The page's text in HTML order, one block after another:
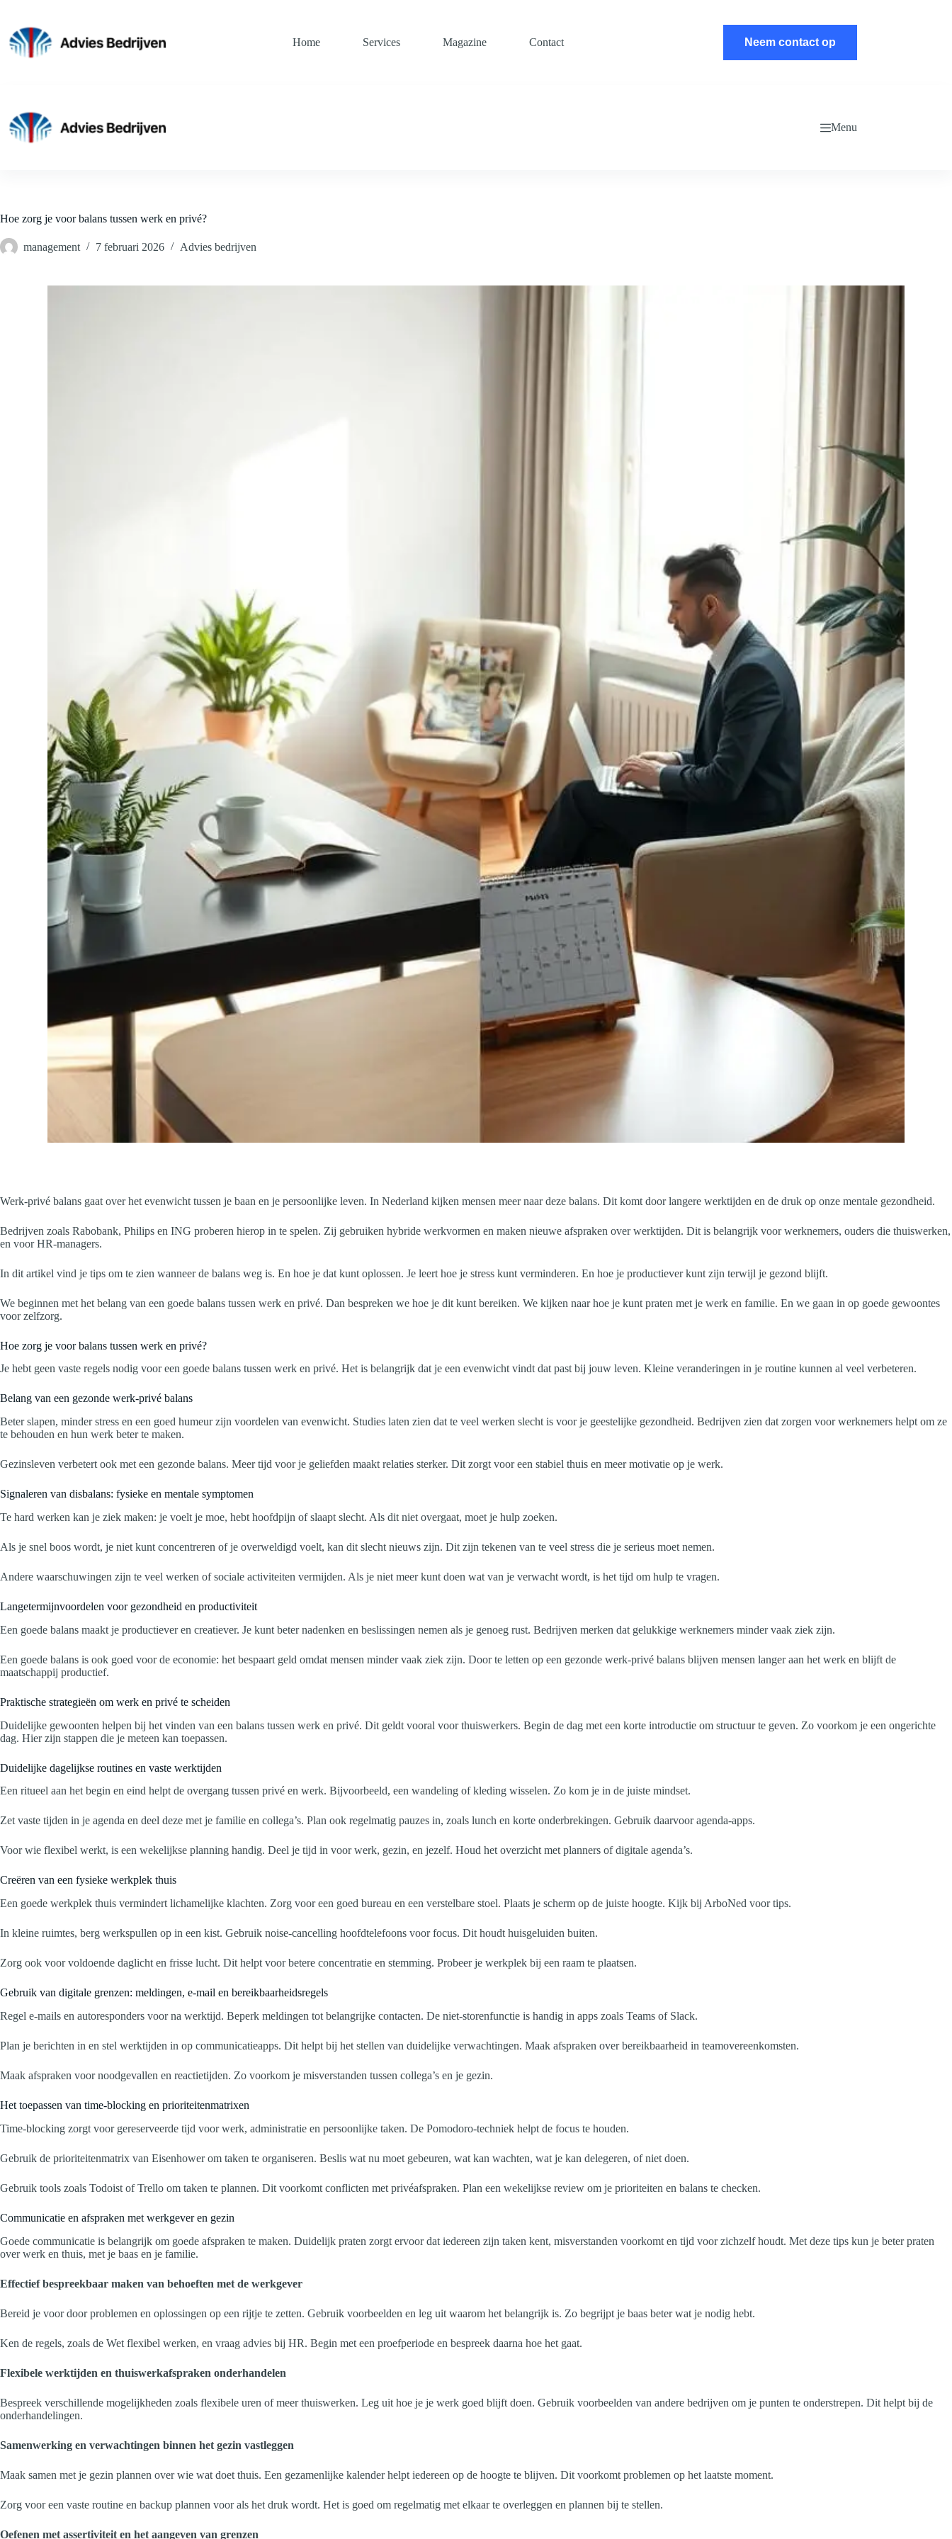
inhoud
Home Services Magazine Contact Neem contact op
Menu
Hoe zorg je voor balans tussen werk en privé?
management 7 februari 2026 Advies bedrijven
Werk-privé balans gaat over het evenwicht tussen je baan en je persoonlijke leven. In Nederland kijken mensen meer naar deze balans. Dit komt door langere werktijden en de druk op onze mentale gezondheid.
Bedrijven zoals Rabobank, Philips en ING proberen hierop in te spelen. Zij gebruiken hybride werkvormen en maken nieuwe afspraken over werktijden. Dit is belangrijk voor werknemers, ouders die thuiswerken,
en voor HR-managers.
In dit artikel vind je tips om te zien wanneer de balans weg is. En hoe je dat kunt oplossen. Je leert hoe je stress kunt verminderen. En hoe je productiever kunt zijn terwijl je gezond blijft.
We beginnen met het belang van een goede balans tussen werk en privé. Dan bespreken we hoe je dit kunt bereiken. We kijken naar hoe je kunt praten met je werk en familie. En we gaan in op goede gewoontes
voor zelfzorg.
Hoe zorg je voor balans tussen werk en privé?
Je hebt geen vaste regels nodig voor een goede balans tussen werk en privé. Het is belangrijk dat je een evenwicht vindt dat past bij jouw leven. Kleine veranderingen in je routine kunnen al veel verbeteren.
Belang van een gezonde werk-privé balans
Beter slapen, minder stress en een goed humeur zijn voordelen van evenwicht. Studies laten zien dat te veel werken slecht is voor je geestelijke gezondheid. Bedrijven zien dat zorgen voor werknemers helpt om ze
te behouden en hun werk beter te maken.
Gezinsleven verbetert ook met een gezonde balans. Meer tijd voor je geliefden maakt relaties sterker. Dit zorgt voor een stabiel thuis en meer motivatie op je werk.
Signaleren van disbalans: fysieke en mentale symptomen
Te hard werken kan je ziek maken: je voelt je moe, hebt hoofdpijn of slaapt slecht. Als dit niet overgaat, moet je hulp zoeken.
Als je snel boos wordt, je niet kunt concentreren of je overweldigd voelt, kan dit slecht nieuws zijn. Dit zijn tekenen van te veel stress die je serieus moet nemen.
Andere waarschuwingen zijn te veel werken of sociale activiteiten vermijden. Als je niet meer kunt doen wat van je verwacht wordt, is het tijd om hulp te vragen.
Langetermijnvoordelen voor gezondheid en productiviteit
Een goede balans maakt je productiever en creatiever. Je kunt beter nadenken en beslissingen nemen als je genoeg rust. Bedrijven merken dat gelukkige werknemers minder vaak ziek zijn.
Een goede balans is ook goed voor de economie: het bespaart geld omdat mensen minder vaak ziek zijn. Door te letten op een gezonde werk-privé balans blijven mensen langer aan het werk en blijft de
maatschappij productief.
Praktische strategieën om werk en privé te scheiden
Duidelijke gewoonten helpen bij het vinden van een balans tussen werk en privé. Dit geldt vooral voor thuiswerkers. Begin de dag met een korte introductie om structuur te geven. Zo voorkom je een ongerichte
dag. Hier zijn stappen die je meteen kan toepassen.
Duidelijke dagelijkse routines en vaste werktijden
Een ritueel aan het begin en eind helpt de overgang tussen privé en werk. Bijvoorbeeld, een wandeling of kleding wisselen. Zo kom je in de juiste mindset.
Zet vaste tijden in je agenda en deel deze met je familie en collega’s. Plan ook regelmatig pauzes in, zoals lunch en korte onderbrekingen. Gebruik daarvoor agenda-apps.
Voor wie flexibel werkt, is een wekelijkse planning handig. Deel je tijd in voor werk, gezin, en jezelf. Houd het overzicht met planners of digitale agenda’s.
Creëren van een fysieke werkplek thuis
Een goede werkplek thuis vermindert lichamelijke klachten. Zorg voor een goed bureau en een verstelbare stoel. Plaats je scherm op de juiste hoogte. Kijk bij ArboNed voor tips.
In kleine ruimtes, berg werkspullen op in een kist. Gebruik noise-cancelling hoofdtelefoons voor focus. Dit houdt huisgeluiden buiten.
Zorg ook voor voldoende daglicht en frisse lucht. Dit helpt voor betere concentratie en stemming. Probeer je werkplek bij een raam te plaatsen.
Gebruik van digitale grenzen: meldingen, e-mail en bereikbaarheidsregels
Regel e-mails en autoresponders voor na werktijd. Beperk meldingen tot belangrijke contacten. De niet-storenfunctie is handig in apps zoals Teams of Slack.
Plan je berichten in en stel werktijden in op communicatieapps. Dit helpt bij het stellen van duidelijke verwachtingen. Maak afspraken over bereikbaarheid in teamovereenkomsten.
Maak afspraken voor noodgevallen en reactietijden. Zo voorkom je misverstanden tussen collega’s en je gezin.
Het toepassen van time-blocking en prioriteitenmatrixen
Time-blocking zorgt voor gereserveerde tijd voor werk, administratie en persoonlijke taken. De Pomodoro-techniek helpt de focus te houden.
Gebruik de prioriteitenmatrix van Eisenhower om taken te organiseren. Beslis wat nu moet gebeuren, wat kan wachten, wat je kan delegeren, of niet doen.
Gebruik tools zoals Todoist of Trello om taken te plannen. Dit voorkomt conflicten met privéafspraken. Plan een wekelijkse review om je prioriteiten en balans te checken.
Communicatie en afspraken met werkgever en gezin
Goede communicatie is belangrijk om goede afspraken te maken. Duidelijk praten zorgt ervoor dat iedereen zijn taken kent, misverstanden voorkomt en tijd voor zichzelf houdt. Met deze tips kun je beter praten
over werk en thuis, met je baas en je familie.
Effectief bespreekbaar maken van behoeften met de werkgever
Bereid je voor door problemen en oplossingen op een rijtje te zetten. Gebruik voorbeelden en leg uit waarom het belangrijk is. Zo begrijpt je baas beter wat je nodig hebt.
Ken de regels, zoals de Wet flexibel werken, en vraag advies bij HR. Begin met een proefperiode en bespreek daarna hoe het gaat.
Flexibele werktijden en thuiswerkafspraken onderhandelen
Bespreek verschillende mogelijkheden zoals flexibele uren of meer thuiswerken. Leg uit hoe je je werk goed blijft doen. Gebruik voorbeelden van andere bedrijven om je punten te onderstrepen. Dit helpt bij de
onderhandelingen.
Samenwerking en verwachtingen binnen het gezin vastleggen
Maak samen met je gezin plannen over wie wat doet thuis. Een gezamenlijke kalender helpt iedereen op de hoogte te blijven. Dit voorkomt problemen op het laatste moment.
Zorg voor een vaste routine en backup plannen voor als het druk wordt. Het is goed om regelmatig met elkaar te overleggen en plannen bij te stellen.
Oefenen met assertiviteit en het aangeven van grenzen